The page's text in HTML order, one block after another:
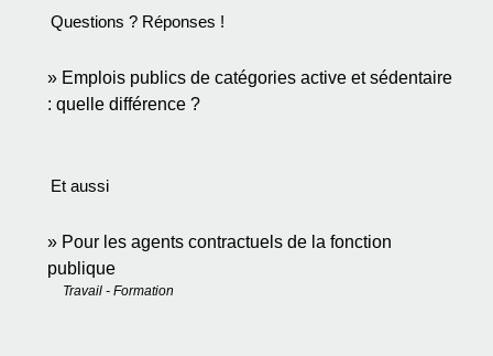
Questions ? Réponses !
Emplois publics de catégories active et sédentaire
: quelle différence ?
Et aussi
Pour les agents contractuels de la fonction
publique
Travail - Formation